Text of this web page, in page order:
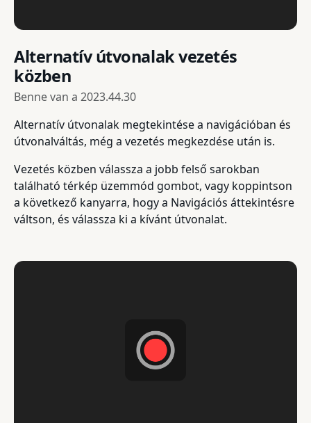
Alternatív útvonalak vezetés
közben
Benne van a 2023.44.30
Alternatív útvonalak megtekintése a navigációban és
útvonalváltás, még a vezetés megkezdése után is.
Vezetés közben válassza a jobb felső sarokban
található térkép üzemmód gombot, vagy koppintson
a következő kanyarra, hogy a Navigációs áttekintésre
váltson, és válassza ki a kívánt útvonalat.